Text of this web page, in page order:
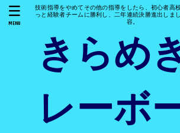
技術指導をやめてその他の指導をしたら、初心者高
っと経験者チームに勝利し、二年連続決勝進出しま
容。
きらめ
レーボ
MENU